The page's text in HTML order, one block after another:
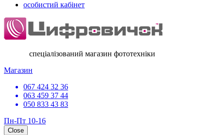
особистий кабінет
спеціалізований магазин фототехніки
Магазин
067 424 32 36
063 459 37 44
050 833 43 83
Пн-Пт 10-16
Close